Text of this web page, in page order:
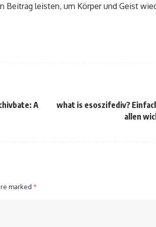
Beitrag leisten, um Körper und Geist
A
what is esoszifediv?
allen
marked *